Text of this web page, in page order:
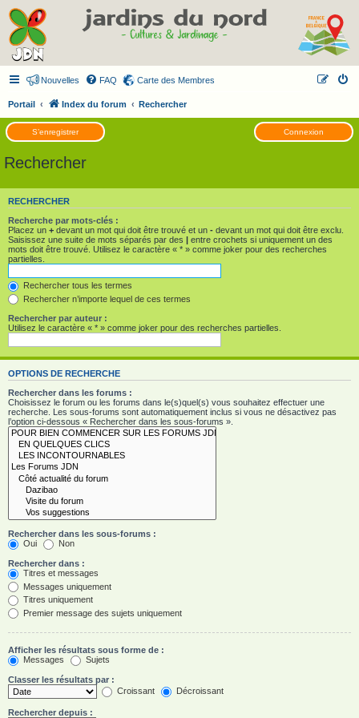
Nouvelles FAQ Carte des Membres
Portail Index du forum Rechercher
S’enregistrer Connexion
Rechercher
RECHERCHER
Recherche par mots-clés :
Placez un + devant un mot qui doit être trouvé et un - devant un mot qui doit être exclu.
Saisissez une suite de mots séparés par des | entre crochets si uniquement un des
mots doit être trouvé. Utilisez le caractère « * » comme joker pour des recherches
partielles.
Rechercher tous les termes
Rechercher n’importe lequel de ces termes
Rechercher par auteur :
Utilisez le caractère « * » comme joker pour des recherches partielles.
OPTIONS DE RECHERCHE
Rechercher dans les forums :
Choisissez le forum ou les forums dans le(s)quel(s) vous souhaitez effectuer une
recherche. Les sous-forums sont automatiquement inclus si vous ne désactivez pas
l’option ci-dessous « Rechercher dans les sous-forums ».
Rechercher dans les sous-forums :
Oui
Non
Rechercher dans :
Titres et messages
Messages uniquement
Titres uniquement
Premier message des sujets uniquement
Afficher les résultats sous forme de :
Messages
Sujets
Classer les résultats par :
Croissant
Décroissant
Rechercher depuis :